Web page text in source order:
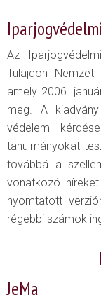
Az
Tulajdon
amely 2006.
meg. A
védelem
tanulmányokat
továbbá a
vonatkozó
nyomtatott
régebbi számok
JeMa